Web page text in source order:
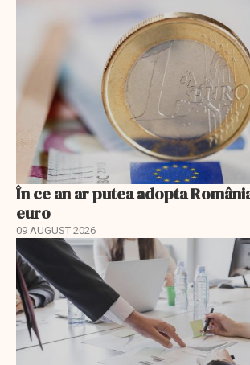
În ce an ar putea adopta
euro
09 AUGUST 2026